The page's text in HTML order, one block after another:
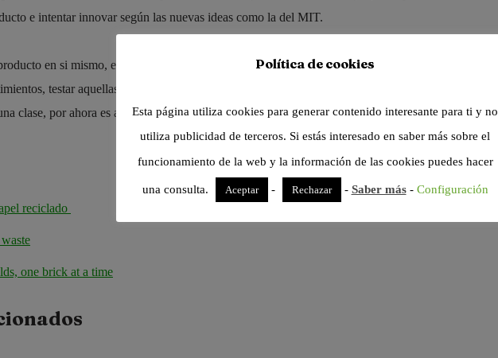
e intentar innovar según las nuevas ideas como la del MIT.
en si mismo, ensayarlo, habrá que realizar pruebas con muros ejecutados, con distintos
testar aquellas unidades de obra que se ejecutarán. Ojo de nuevo a conceder DIT o
clase, por ahora es algo muy fresco que está por madurar.
reciclado
one brick at a time
Política de cookies
Esta página utiliza cookies para generar contenido interesante para ti y no
utiliza publicidad de terceros. Si estás interesado en saber más sobre el
funcionamiento de la web y la información de las cookies puedes hacer
una consulta. Aceptar - Rechazar - Saber más- Configuración